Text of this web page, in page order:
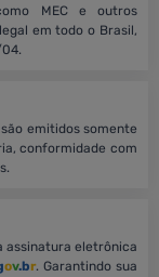
MEC e outros
em todo o Brasil,
emitidos somente
conformidade com
assinatura eletrônica
ov.br. Garantindo sua